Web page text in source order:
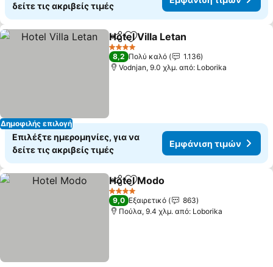
δείτε τις ακριβείς τιμές
Δημοφιλής επιλογή
Κοινοποίηση
Προσθήκη στα αγαπημένα
Hotel Villa Letan
4 Αστέρια
8,2 Πολύ καλό
1.136
Vodnjan, 9.0 χλμ. από: Loborika
Επιλέξτε ημερομηνίες, για να
δείτε τις ακριβείς τιμές
Εμφάνιση τιμών
Κοινοποίηση
Προσθήκη στα αγαπημένα
Hotel Modo
4 Αστέρια
9,0 Εξαιρετικό
863
Πούλα, 9.4 χλμ. από: Loborika